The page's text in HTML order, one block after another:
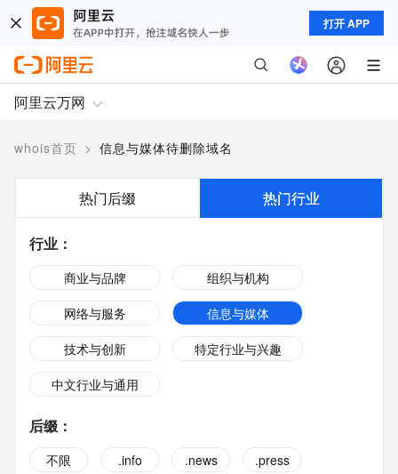
打开 APP
阿里云万网
whois首页 > 信息与媒体待删除域名
热门后缀 热门行业
行业 ：
商业与品牌
组织与机构
网络与服务
信息与媒体
技术与创新
特定行业与兴趣
中文行业与通用
后缀 ：
不限 .info .news
.press